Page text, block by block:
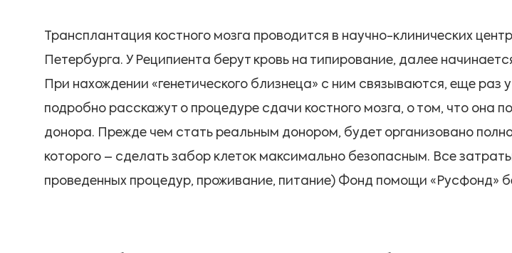
Трансплантация костного мозга проводится в научно-клинических
Петербурга. У Реципиента берут кровь на типирование, далее
При нахождении «генетического близнеца» с ним связываются, еще
подробно расскажут о процедуре сдачи костного мозга, о том, что она
донора. Прежде чем стать реальным донором, будет организовано
которого – сделать забор клеток максимально безопасным. Все
проведенных процедур, проживание, питание) Фонд помощи «Русфонд»